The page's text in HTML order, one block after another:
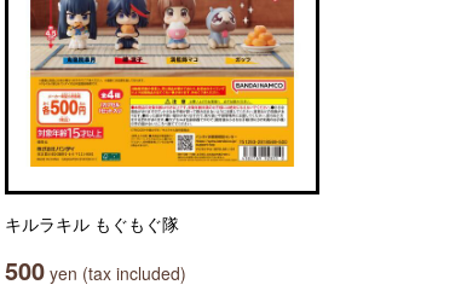
キルラキル もぐもぐ隊
500 yen (tax included)